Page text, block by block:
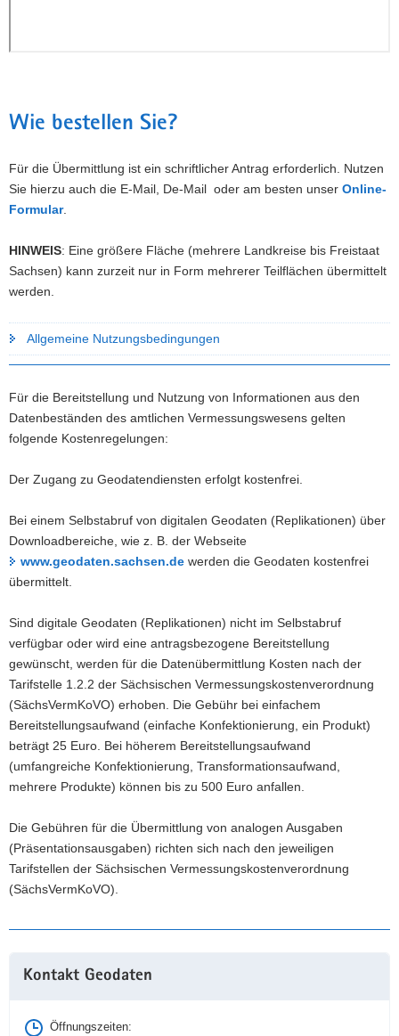
Wie bestellen Sie?
Für die Übermittlung ist ein schriftlicher Antrag erforderlich. Nutzen
Sie hierzu auch die E-Mail, De-Mail oder am besten unser Online-
Formular.
HINWEIS: Eine größere Fläche (mehrere Landkreise bis Freistaat
Sachsen) kann zurzeit nur in Form mehrerer Teilflächen übermittelt
werden.
Allgemeine Nutzungsbedingungen
Für die Bereitstellung und Nutzung von Informationen aus den
Datenbeständen des amtlichen Vermessungswesens gelten
folgende Kostenregelungen:
Der Zugang zu Geodatendiensten erfolgt kostenfrei.
Bei einem Selbstabruf von digitalen Geodaten (Replikationen) über
Downloadbereiche, wie z. B. der Webseite
www.geodaten.sachsen.de werden die Geodaten kostenfrei
übermittelt.
Sind digitale Geodaten (Replikationen) nicht im Selbstabruf
verfügbar oder wird eine antragsbezogene Bereitstellung
gewünscht, werden für die Datenübermittlung Kosten nach der
Tarifstelle 1.2.2 der Sächsischen Vermessungskostenverordnung
(SächsVermKoVO) erhoben. Die Gebühr bei einfachem
Bereitstellungsaufwand (einfache Konfektionierung, ein Produkt)
beträgt 25 Euro. Bei höherem Bereitstellungsaufwand
(umfangreiche Konfektionierung, Transformationsaufwand,
mehrere Produkte) können bis zu 500 Euro anfallen.
Die Gebühren für die Übermittlung von analogen Ausgaben
(Präsentationsausgaben) richten sich nach den jeweiligen
Tarifstellen der Sächsischen Vermessungskostenverordnung
(SächsVermKoVO).
Information
Kontakt Geodaten
Öffnungszeiten: